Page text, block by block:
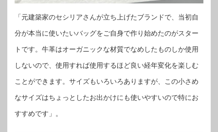
「元建築家のセシリアさんが立ち上げたブランドで、当初自
分が本当に使いたいバッグをご自身で作り始めたのがスター
トです。牛革はオーガニックな材質でなめしたものしか使用
しないので、使用すれば使用するほど良い経年変化を楽しむ
ことができます。サイズもいろいろありますが、この小さめ
なサイズはちょっとしたお出かけにも使いやすいので特にお
すすめです」。